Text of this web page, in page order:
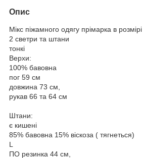
Опис
Мікс піжамного одягу прімарка в розмірі
2 светри та штани
тонкі
Верхи:
100% бавовна
пог 59 см
довжина 73 см,
рукав 66 та 64 см
Штани:
є кишені
85% бавовна 15% віскоза ( тягнеться)
L
ПО резинка 44 см,